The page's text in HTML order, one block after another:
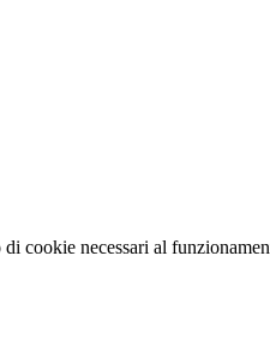
cookie necessari al